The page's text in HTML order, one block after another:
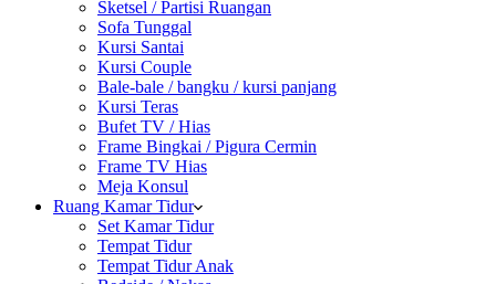
Sketsel / Partisi Ruangan
Sofa Tunggal
Kursi Santai
Kursi Couple
Bale-bale / bangku / kursi panjang
Kursi Teras
Bufet TV / Hias
Frame Bingkai / Pigura Cermin
Frame TV Hias
Meja Konsul
Ruang Kamar Tidur
Set Kamar Tidur
Tempat Tidur
Tempat Tidur Anak